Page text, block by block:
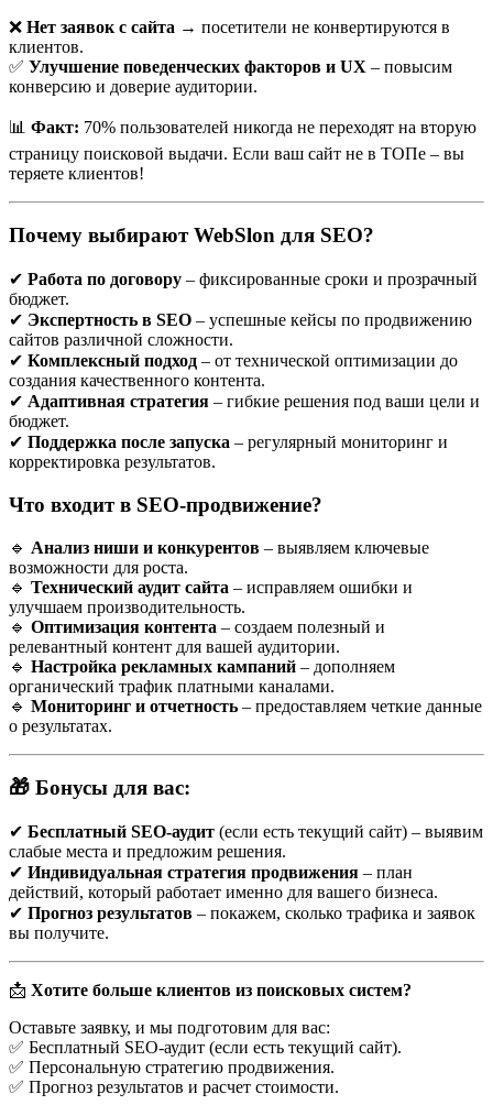
Даже в такой сложной и деликатной сфере, как ритуальные
услуги, SEO играет решающую роль: именно здесь люди ищут
контакты, адреса, цены, услуги «здесь и сейчас».
нужно срочно найти ритуальное агентство. Что он делает?
Правильно — открывает Google или Яндекс и вводит запрос:
«ритуальные услуги Брест»
«организация похорон Брест»
«ритуальное агентство круглосуточно Брест»
Если вашего сайта в этих результатах нет — вы теряете
клиента. И, что важно, его получает конкурент, который
заранее позаботился оSEO-продвижении ритуальных услуг
в Бресте.
Почему SEO в ритуальной нише работает
особенно хорошо
SEO для ритуальных агентств имеет ряд особенностей:
Высокая конверсия трафика– человек ищет услугу,
вероятность звонка очень высокая.
Локальный характер спроса
именно в Бресте, а не в соседних городах. Это даёт
возможность точечно работать по региону.
Низкая конкуренция в онлайне– многие агентства до
сих пор делают ставку только на офлайн-рекламу:
вывески, справочники, объявления. Это даёт
возможность тем, кто займётся продвижением, выйти в
топ быстрее.
Сложность выбора услуги
шанс, что звонок сделают именно вам.
Как ищут ритуальные услуги в Бресте
По статистике, в поисковиках чаще всего встречаются такие
запросы:
Тип запроса
Общие
«ритуальное агентство
Брест»
частотность,
Конкретные
услуги
«заказать венок Брест»,
«похоронные
Средняя
❌ Нет заявок с сайта → посетители не конвертируются в
клиентов.
✅ Улучшение поведенческих факторов и UX – повысим
конверсию и доверие аудитории.
📊 Факт: 70% пользователей никогда не переходят на вторую
страницу поисковой выдачи. Если ваш сайт не в ТОПе – вы
теряете клиентов!
Почему выбирают WebSlon для SEO?
✔ Работа по договору – фиксированные сроки и прозрачный
бюджет.
✔ Экспертность в SEO – успешные кейсы по продвижению
сайтов различной сложности.
✔ Комплексный подход – от технической оптимизации до
создания качественного контента.
✔ Адаптивная стратегия – гибкие решения под ваши цели и
бюджет.
✔ Поддержка после запуска – регулярный мониторинг и
корректировка результатов.
Что входит в SEO-продвижение?
🔹 Анализ ниши и конкурентов – выявляем ключевые
возможности для роста.
🔹 Технический аудит сайта – исправляем ошибки и
улучшаем производительность.
🔹 Оптимизация контента – создаем полезный и
релевантный контент для вашей аудитории.
🔹 Настройка рекламных кампаний – дополняем
органический трафик платными каналами.
🔹 Мониторинг и отчетность – предоставляем четкие данные
о результатах.
🎁 Бонусы для вас:
✔ Бесплатный SEO-аудит (если есть текущий сайт) – выявим
слабые места и предложим решения.
✔ Индивидуальная стратегия продвижения – план
действий, который работает именно для вашего бизнеса.
✔ Прогноз результатов – покажем, сколько трафика и заявок
вы получите.
📩 Хотите больше клиентов из поисковых систем?
Оставьте заявку, и мы подготовим для вас:
✅ Бесплатный SEO-аудит (если есть текущий сайт).
✅ Персональную стратегию продвижения.
✅ Прогноз результатов и расчет стоимости.